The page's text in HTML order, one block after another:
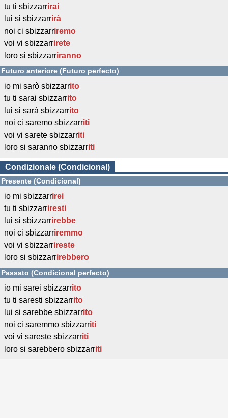
tu ti sbizzarrirai
lui si sbizzarrirà
noi ci sbizzarriremo
voi vi sbizzarrirete
loro si sbizzarriranno
Futuro anteriore (Futuro perfecto)
io mi sarò sbizzarrito
tu ti sarai sbizzarrito
lui si sarà sbizzarrito
noi ci saremo sbizzarriti
voi vi sarete sbizzarriti
loro si saranno sbizzarriti
Condizionale (Condicional)
Presente (Condicional)
io mi sbizzarrirei
tu ti sbizzarriresti
lui si sbizzarrirebbe
noi ci sbizzarriremmo
voi vi sbizzarrireste
loro si sbizzarrirebbero
Passato (Condicional perfecto)
io mi sarei sbizzarrito
tu ti saresti sbizzarrito
lui si sarebbe sbizzarrito
noi ci saremmo sbizzarriti
voi vi sareste sbizzarriti
loro si sarebbero sbizzarriti